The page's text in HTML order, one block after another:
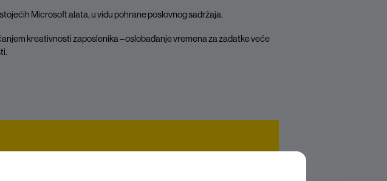
Microsoft alata, u vidu pohrane poslovnog sadržaja.
kreativnosti zaposlenika – oslobađanje vremena za zadatke veće